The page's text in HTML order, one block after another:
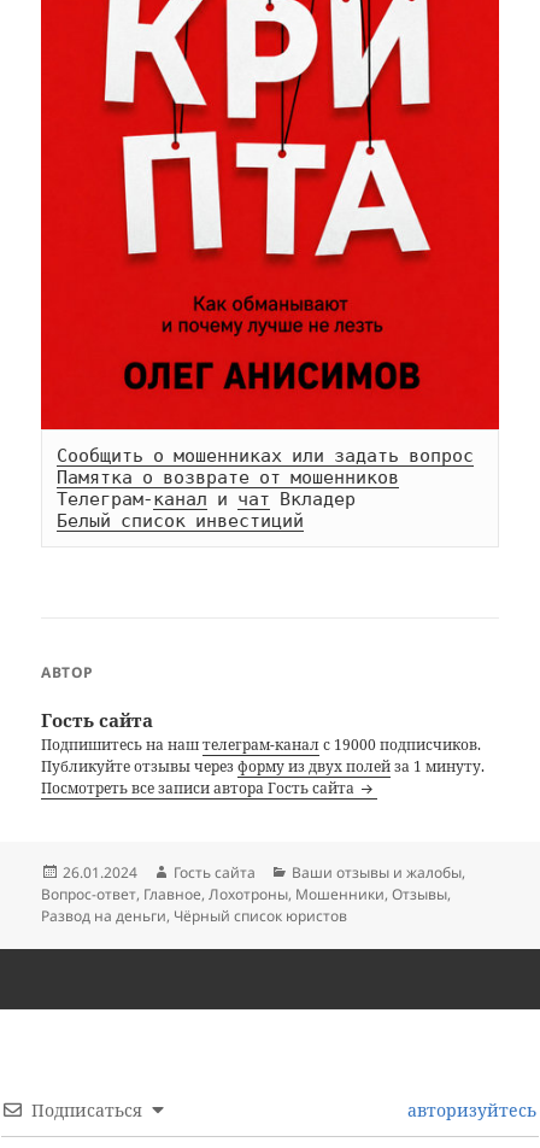
Сообщить о мошенниках или задать вопрос
Памятка о возврате от мошенников
Телеграм-канал и чат
Белый список инвестиций
АВТОР
Гость сайта
Подпишитесь на наштелеграм-каналс 19000 подписчиков.
Публикуйте отзывы черезформу из двух полейза 1 минуту.
Посмотреть все записи автора Гость сайта
Опубликовано
26.01.2024 Автор
Гость сайта Рубрики
Ваши отзывы и жалобы,
Вопрос-ответ, Главное,Лохотроны, Мошенники,Отзывы,
Развод на деньги, Чёрный список юристов
Подписаться авторизуйтесь